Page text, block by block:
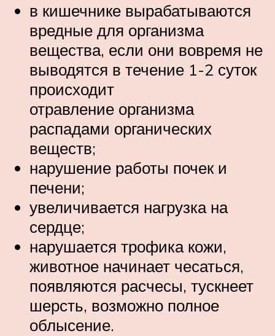
в кишечнике вырабатываются
вредные для организма
вещества, если они вовремя не
выводятся в течение 1-2 суток
происходит
отравление организма
распадами органических
веществ;
нарушение работы почек и
печени;
увеличивается нагрузка на
сердце;
нарушается трофика кожи,
животное начинает чесаться,
появляются расчесы, тускнеет
шерсть, возможно полное
облысение.